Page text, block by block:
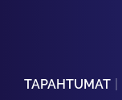
TAPAHTUMAT